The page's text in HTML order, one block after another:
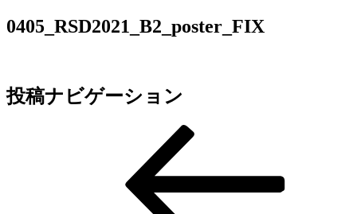
0405_RSD2021_B2_poster_FIX
投稿ナビゲーション